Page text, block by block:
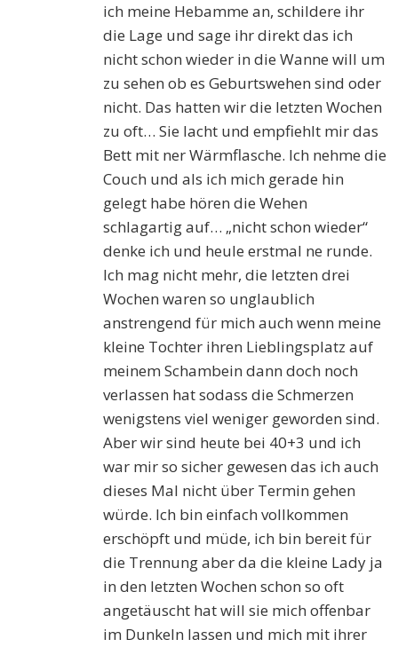
ich meine Hebamme an, schildere ihr
die Lage und sage ihr direkt das ich
nicht schon wieder in die Wanne will um
zu sehen ob es Geburtswehen sind oder
nicht. Das hatten wir die letzten Wochen
zu oft… Sie lacht und empfiehlt mir das
Bett mit ner Wärmflasche. Ich nehme die
Couch und als ich mich gerade hin
gelegt habe hören die Wehen
schlagartig auf… „nicht schon wieder“
denke ich und heule erstmal ne runde.
Ich mag nicht mehr, die letzten drei
Wochen waren so unglaublich
anstrengend für mich auch wenn meine
kleine Tochter ihren Lieblingsplatz auf
meinem Schambein dann doch noch
verlassen hat sodass die Schmerzen
wenigstens viel weniger geworden sind.
Aber wir sind heute bei 40+3 und ich
war mir so sicher gewesen das ich auch
dieses Mal nicht über Termin gehen
würde. Ich bin einfach vollkommen
erschöpft und müde, ich bin bereit für
die Trennung aber da die kleine Lady ja
in den letzten Wochen schon so oft
angetäuscht hat will sie mich offenbar
im Dunkeln lassen und mich mit ihrer